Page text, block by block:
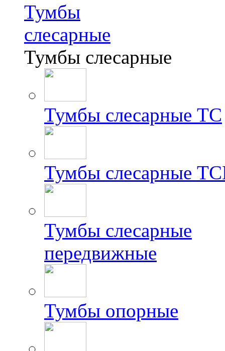
Тумбы
слесарные
Тумбы слесарные
Тумбы слесарные ТС
Тумбы слесарные
Тумбы слесарные
передвижные
Тумбы опорные